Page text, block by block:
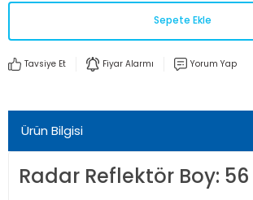
Sepete Ekle
Tavsiye Et Fiyar Alarmı Yorum Yap
Ürün Bilgisi
Radar Reflektör Boy: